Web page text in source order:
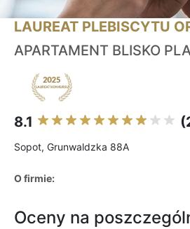
LAUREAT PLEBISCYTU
APARTAMENT BLISKO
8.1
Sopot, Grunwaldzka 88A
O firmie:
Oceny na